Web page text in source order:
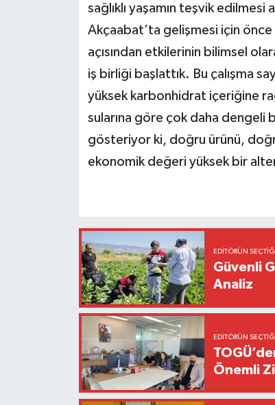
sağlıklı yaşamın teşvik
Akçaabat’ta gelişmesi için
açısından etkilerinin bilimsel
iş birliği başlattık. Bu çalışma
yüksek karbonhidrat içeriğine
sularına göre çok daha
gösteriyor ki, doğru ürünü,
ekonomik değeri yüksek bir
EDITÖRÜN SEÇTIĞI
Güvenli
Analiz
EDITÖRÜN SEÇTIĞI
Önemli